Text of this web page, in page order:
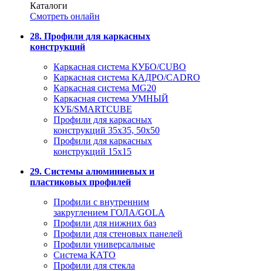
Каталоги
Смотреть онлайн
28. Профили для каркасных
конструкций
Каркасная система КУБО/CUBO
Каркасная система КАДРО/CADRO
Каркасная система MG20
Каркасная система УМНЫЙ
КУБ/SMARTCUBE
Профили для каркасных
конструкций 35x35, 50x50
Профили для каркасных
конструкций 15х15
29. Системы алюминиевых и
пластиковых профилей
Профили с внутренним
закруглением ГОЛА/GOLA
Профили для нижних баз
Профили для стеновых панелей
Профили универсальные
Система КАТО
Профили для стекла